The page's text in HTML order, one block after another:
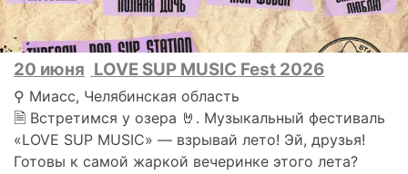
20 июня LOVE SUP MUSIC Fest 2026
⚲ Миасс, Челябинская область
🗎 Встретимся у озера 🤘. Музыкальный фестиваль
«LOVE SUP MUSIC» — взрывай лето! Эй, друзья!
Готовы к самой жаркой вечеринке этого лета?